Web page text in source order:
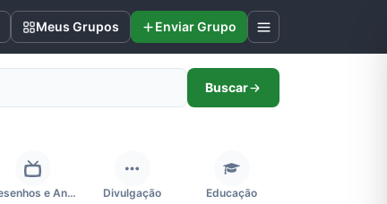
Meus Grupos Enviar Grupo
Buscar
Desenhos e Animes Divulgação Educação